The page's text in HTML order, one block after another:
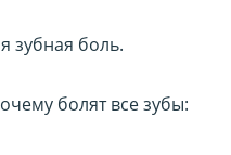
зубная боль.
болят все зубы: